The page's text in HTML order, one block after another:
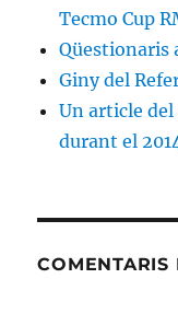
Tecmo Cup
Qüestionaris
Giny del
Un article del
durant el
COMENTARIS